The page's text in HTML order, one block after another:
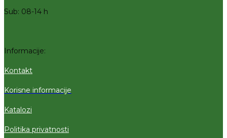
Sub: 08-14 h
Informacije:
Kontakt
Korisne informacije
Katalozi
Politika privatnosti